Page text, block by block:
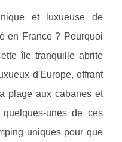
et luxueuse de
en France ? Pourquoi
île tranquille abrite
d'Europe, offrant
plage aux cabanes et
unes de ces
uniques pour que